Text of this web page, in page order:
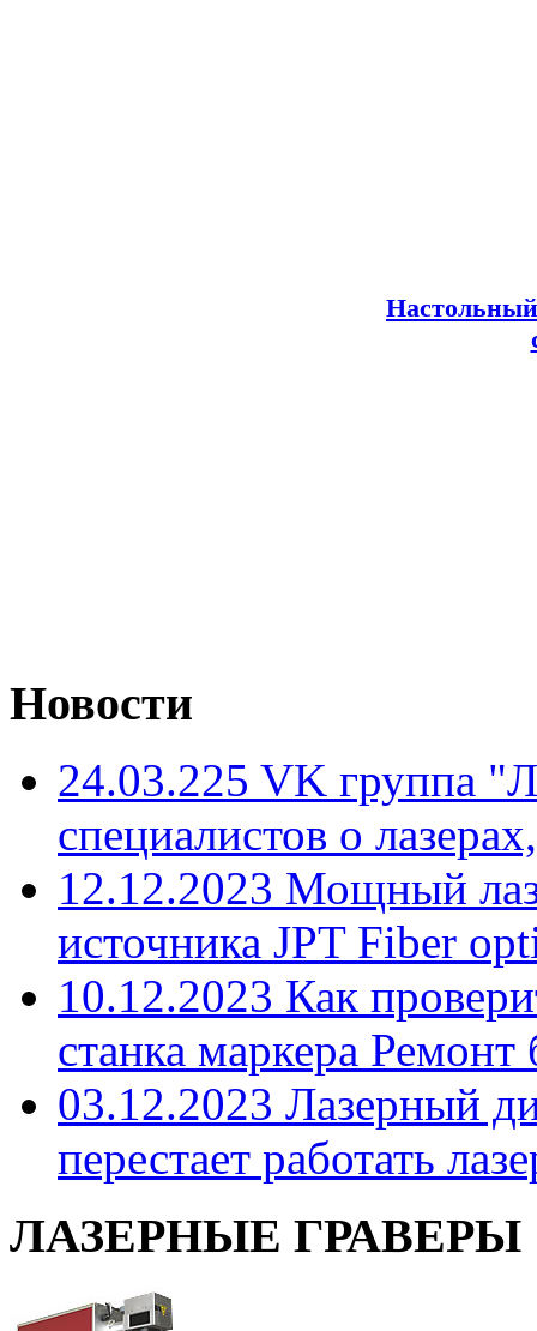
Новости
24.03.225 VK группа
специалистов о
12.12.2023 Мощный
источника JPT Fiber
10.12.2023 Как
станка маркера Ремонт
03.12.2023 Лазерный
перестает работать
ЛАЗЕРНЫЕ ГРАВЕРЫ